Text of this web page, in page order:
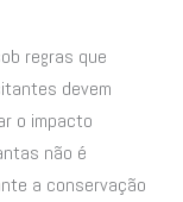
regras que
devem
o impacto
não é
a conservação